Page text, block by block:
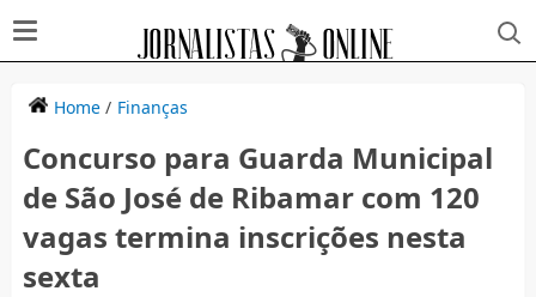
Home/ Finanças
Concurso para Guarda Municipal
de São José de Ribamar com 120
vagas termina inscrições nesta
sexta